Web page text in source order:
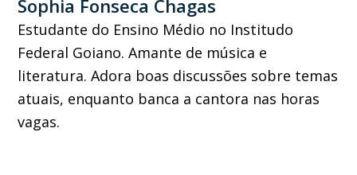
Sophia Fonseca Chagas
Estudante do Ensino Médio no Institudo
Federal Goiano. Amante de música e
literatura. Adora boas discussões sobre temas
atuais, enquanto banca a cantora nas horas
vagas.